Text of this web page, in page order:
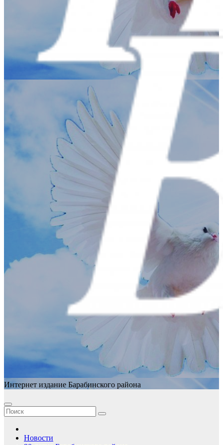
Интернет издание Барабинского района
Новости